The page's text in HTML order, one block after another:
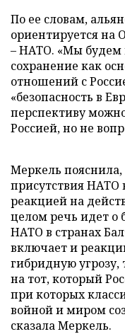
По ее словам,
ориентируется на
– НАТО. «Мы будем
сохранение как
отношений с
«безопасность в
перспективу
Россией, но не
Меркель
присутствия НАТО
реакцией на
целом речь идет о
НАТО в странах
включает и
гибридную угрозу,
на тот, который
при которых
войной и миром
сказала Меркель.